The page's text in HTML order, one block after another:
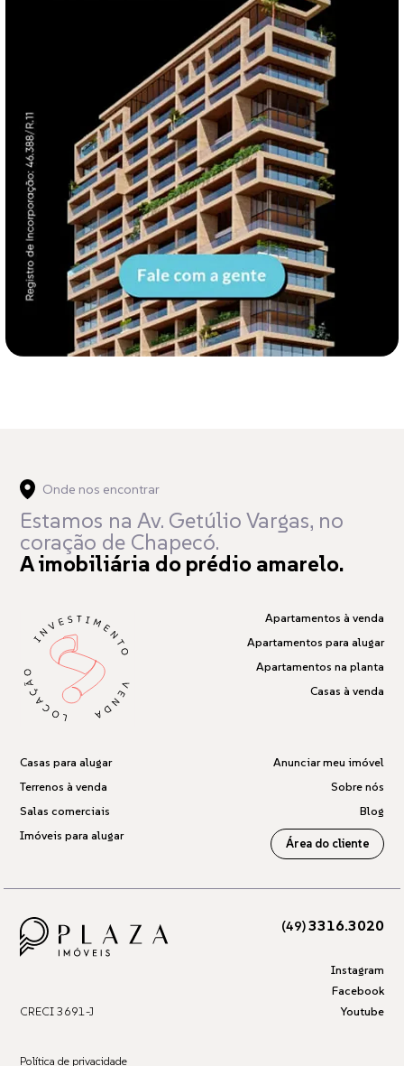
Onde nos encontrar
Estamos na Av. Getúlio Vargas, no
coração de Chapecó.
A imobiliária do prédio amarelo.
Apartamentos à venda
Apartamentos para alugar
Apartamentos na planta
Casas à venda
Casas para alugar
Terrenos à venda
Salas comerciais
Imóveis para alugar
Anunciar meu imóvel
Sobre nós
Blog
Área do cliente
CRECI 3691-J
(49)3316.3020
Instagram
Facebook
Youtube
Política de privacidade